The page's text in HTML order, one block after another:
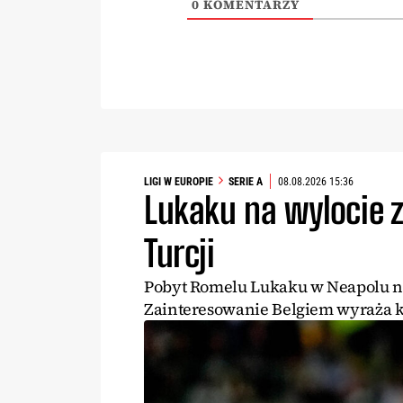
0 KOMENTARZY
LIGI W EUROPIE SERIE A 08.08.2026 15:36
Lukaku na wylocie
Turcji
Pobyt Romelu Lukaku w Neapolu
Zainteresowanie Belgiem wyraża